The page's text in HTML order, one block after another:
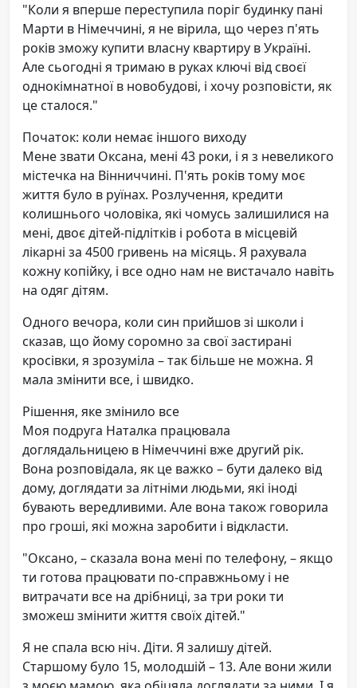
"Коли я вперше переступила поріг будинку пані
Марти в Німеччині, я не вірила, що через п'ять
років зможу купити власну квартиру в Україні.
Але сьогодні я тримаю в руках ключі від своєї
однокімнатної в новобудові, і хочу розповісти, як
це сталося."
Початок: коли немає іншого виходу
Мене звати Оксана, мені 43 роки, і я з невеликого
містечка на Вінниччині. П'ять років тому моє
життя було в руїнах. Розлучення, кредити
колишнього чоловіка, які чомусь залишилися на
мені, двоє дітей-підлітків і робота в місцевій
лікарні за 4500 гривень на місяць. Я рахувала
кожну копійку, і все одно нам не вистачало навіть
на одяг дітям.
Одного вечора, коли син прийшов зі школи і
сказав, що йому соромно за свої застирані
кросівки, я зрозуміла – так більше не можна. Я
мала змінити все, і швидко.
Рішення, яке змінило все
Моя подруга Наталка працювала
доглядальницею в Німеччині вже другий рік.
Вона розповідала, як це важко – бути далеко від
дому, доглядати за літніми людьми, які іноді
бувають вередливими. Але вона також говорила
про гроші, які можна заробити і відкласти.
"Оксано, – сказала вона мені по телефону, – якщо
ти готова працювати по-справжньому і не
витрачати все на дрібниці, за три роки ти
зможеш змінити життя своїх дітей."
Я не спала всю ніч. Діти. Я залишу дітей.
Старшому було 15, молодшій – 13. Але вони жили